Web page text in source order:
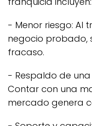
- Menor riesgo: Al
negocio probado,
fracaso.
- Respaldo de
Contar con una
mercado genera